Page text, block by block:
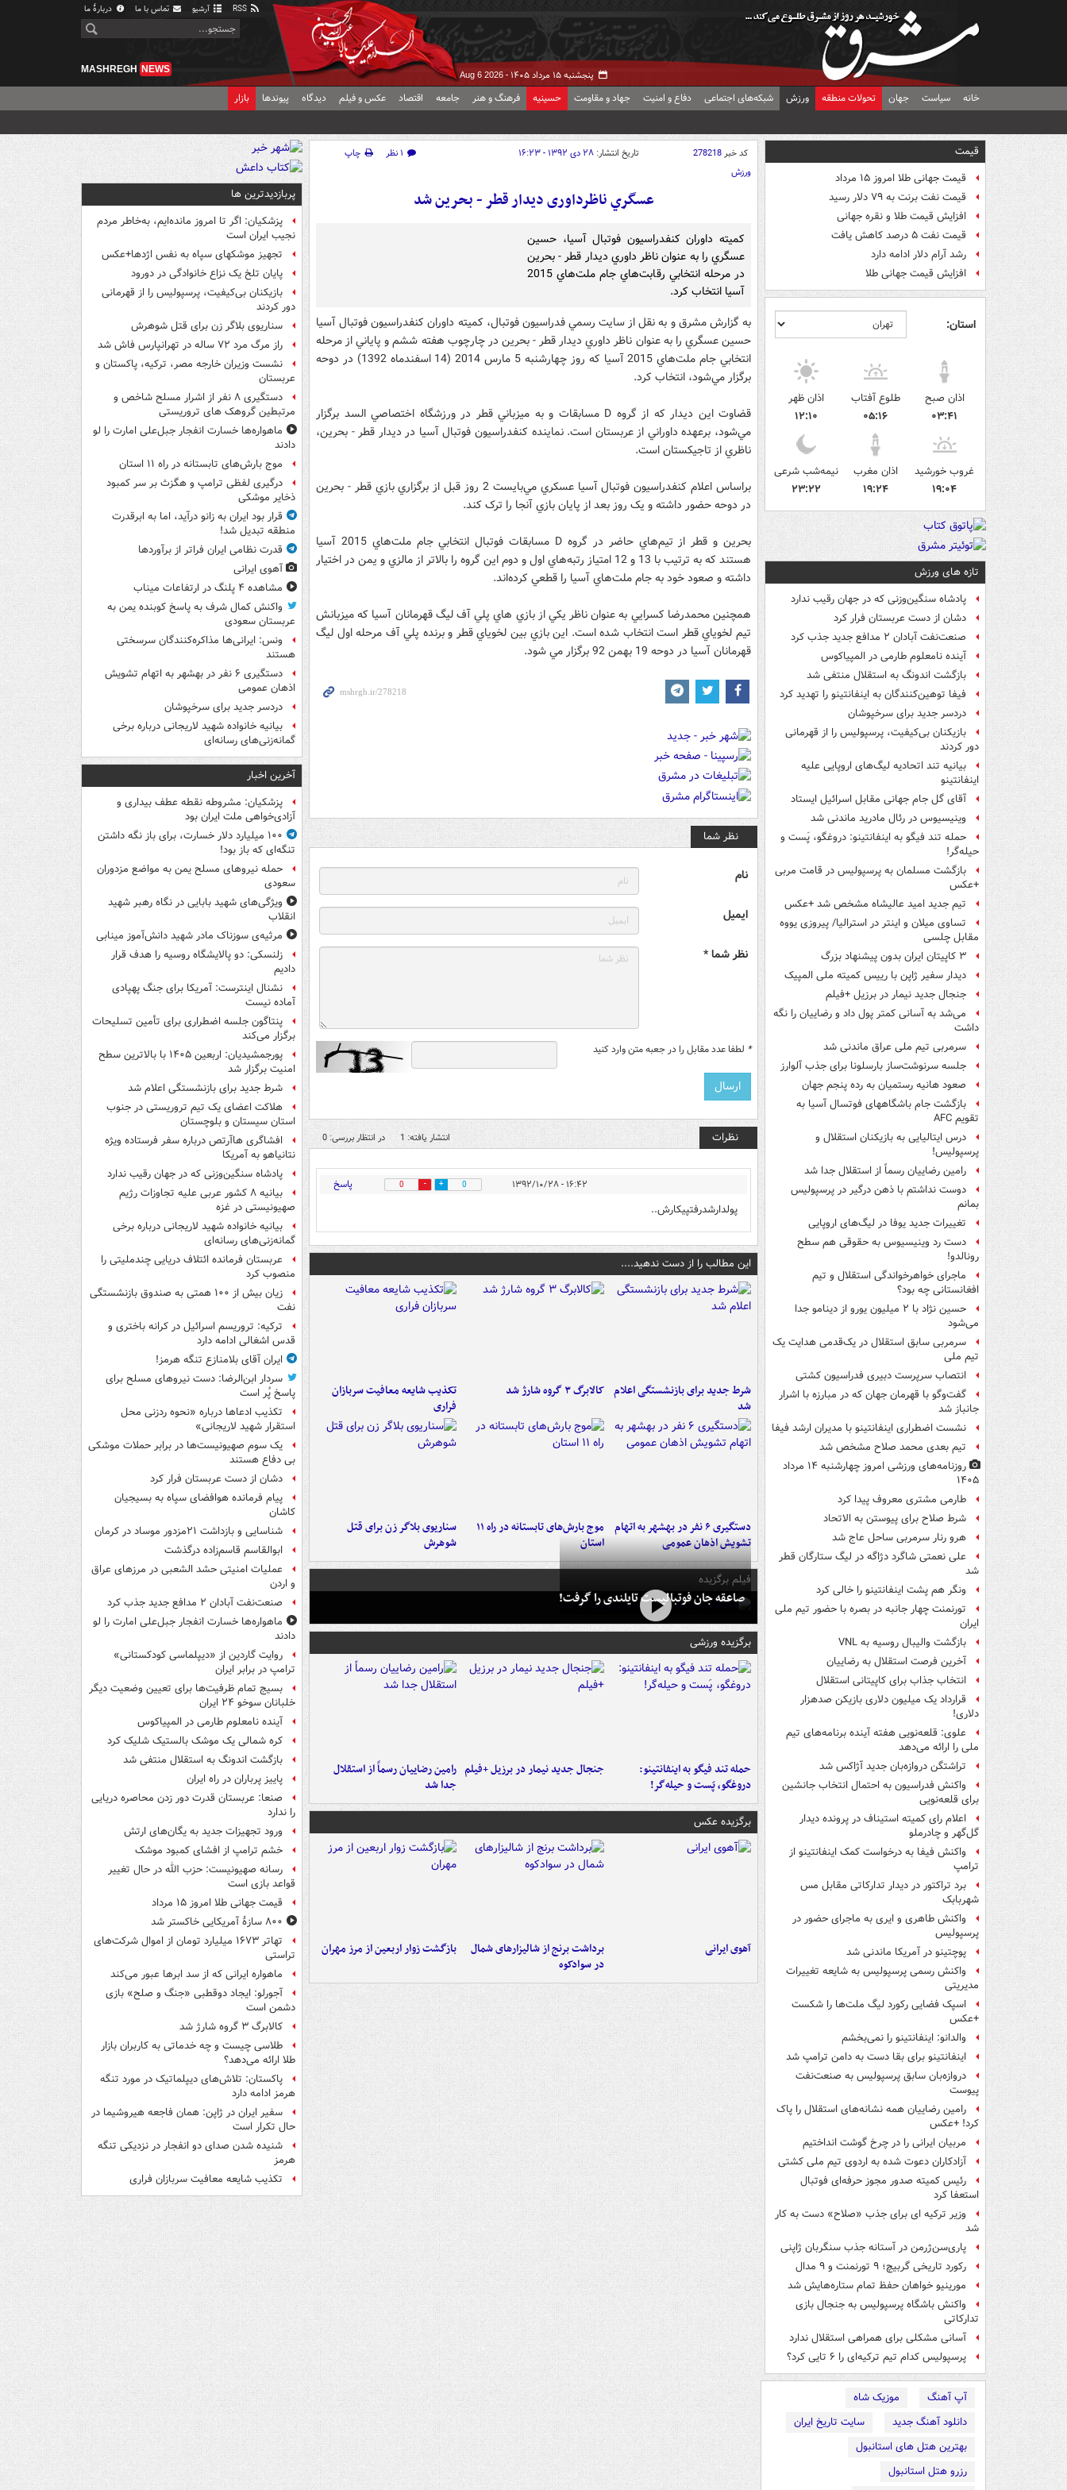
آرشیو تماس با ما دربارهٔ ما
پنجشنبه ۱۵ مرداد ۱۴۰۵ - Aug 6 2026
MASHREGH NEWS
خانه سیاست جهان تحولات منطقه ورزش شبکه‌های اجتماعی دفاع و امنیت جهاد و مقاومت حسینیه فرهنگ و هنر جامعه اقتصاد عکس و فیلم دیدگاه پیوندها بازار
قیمت
قیمت جهانی طلا امروز ۱۵ مرداد
قیمت نفت برنت به ۷۹ دلار رسید
افزایش قیمت طلا و نقره جهانی
قیمت نفت ۵ درصد کاهش یافت
رشد آرام دلار ادامه دارد
افزایش قیمت جهانی طلا
استان:
اذان صبح
۰۳:۴۱
طلوع آفتاب
۰۵:۱۶
اذان ظهر
۱۲:۱۰
غروب خورشید
۱۹:۰۴
اذان مغرب
۱۹:۲۴
نیمه‌شب شرعی
۲۳:۲۲
تازه های ورزش
پادشاه سنگین‌وزنی که در جهان رقیب ندارد
دشان از دست عربستان فرار کرد
صنعت‌نفت آبادان ۲ مدافع جدید جذب کرد
آینده نامعلوم طارمی در المپیاکوس
بازگشت اندونگ به استقلال منتفی شد
فیفا توهین‌کنندگان به اینفانتینو را تهدید کرد
دردسر جدید برای سرخپوشان
بازیکنان بی‌کیفیت، پرسپولیس را از قهرمانی
دور کردند
بیانیه تند اتحادیه لیگ‌های اروپایی علیه
اینفانتینو
آقای گل جام جهانی مقابل اسرائیل ایستاد
وینیسیوس در رئال مادرید ماندنی شد
حمله تند فیگو به اینفانتینو: دروغگو، پَست‌ و
حیله‌گر!
بازگشت مسلمان به پرسپولیس در قامت مربی
+عکس
تیم جدید امید عالیشاه مشخص شد +عکس
تساوی میلان و اینتر در استرالیا/ پیروزی یووه
مقابل چلسی
۳ کاپیتان ایران بدون پیشنهاد بزرگ
دیدار سفیر ژاپن با رییس کمیته ملی المپیک
جنجال جدید نیمار در برزیل +فیلم
می‌شد به آسانی کمتر پول داد و رضاییان را نگه
داشت
سرمربی تیم ملی عراق ماندنی شد
جلسه سرنوشت‌ساز بارسلونا برای جذب آلوارز
صعود هانیه رستمیان به رده پنجم جهان
بازگشت جام باشگاههای فوتسال آسیا به
تقویم AFC
درس ایتالیایی‌ به بازیکنان استقلال و
پرسپولیس!
رامین رضاییان رسماً از استقلال جدا شد
دوست نداشتم با ذهن درگیر در پرسپولیس
بمانم
تغییرات جدید یوفا در لیگ‌های اروپایی
دست رد وینیسیوس به حقوقی هم سطح
رونالدو!
ماجرای خواهرخواندگی استقلال و تیم
افغانستانی چه بود؟
حسین نژاد با ۲ میلیون یورو از دینامو جدا
می‌شود
سرمربی سابق استقلال در یک‌قدمی هدایت یک
تیم ملی
انتصاب سرپرست دبیری فدراسیون کشتی
گفت‌وگو با قهرمان جهان که در مبارزه با اشرار
جانباز شد
نشست اضطراری اینفانتینو با مدیران ارشد فیفا
تیم بعدی محمد صلاح مشخص شد
روزنامه‌های ورزشی امروز چهارشنبه ۱۴ مرداد
۱۴۰۵
طارمی مشتری معروف پیدا کرد
شرط صلاح برای پیوستن به الاتحاد
هرو رنار سرمربی ساحل عاج شد
علی نعمتی شاگرد دژاگه در لیگ ستارگان قطر
شد
ونگر هم پشت اینفانتینو را خالی کرد
تورنمنت چهار جانبه در بصره با حضور تیم ملی
ایران
بازگشت والیبال روسیه به VNL
آخرین فرصت استقلال به رضاییان
انتخاب جذاب برای کاپیتانی استقلال
قرارداد یک میلیون دلاری بازیکن صدهزار
دلاری!
علوی: قلعه‌نویی هفته آینده برنامه‌های تیم
ملی را ارائه می‌دهد
تراِشتگن دروازه‌بان جدید آژاکس شد
واکنش فدراسیون به احتمال انتخاب جانشین
برای قلعه‌نویی
اعلام رای کمیته استیناف در پرونده دیدار
گل‌گهر و چادرملو
واکنش فیفا به درخواست کمک اینفانتینو از
ترامپ
برد تراکتور در دیدار تدارکاتی مقابل مس
شهربابک
واکنش طاهری و ایری به ماجرای حضور در
پرسپولیس
پوچتینو در آمریکا ماندنی شد
واکنش رسمی پرسپولیس به شایعه تغییرات
مدیریتی
اسپک فضایی رکورد لیگ ملت‌ها را شکست
+عکس
والدانو: اینفانتینو را نمی‌بخشم
اینفانتینو برای بقا دست به دامن ترامپ شد
دروازه‌بان سابق پرسپولیس به صنعت‌نفت
پیوست
رامین رضاییان همه نشانه‌های استقلال را پاک
کرد! +عکس
مربیان ایرانی را در چرخ گوشت انداختیم
آزادکاران دعوت شده به اردوی تیم ملی کشتی
رئیس کمیته صدور مجوز حرفه‌ای فوتبال
استعفا کرد
وزیر ترکیه ای برای جذب «صلاح» دست به کار
شد
پاری‌سن‌ژرمن در آستانه جذب سنگربان ژاپنی
رکورد تاریخی گربیچ؛ ۹ تورنمنت و ۹ مدال
مورینیو خواهان حفظ تمام ستاره‌هایش شد
واکنش باشگاه پرسپولیس به جنجال بازی
تدارکاتی
آسانی مشکلی برای همراهی استقلال ندارد
پرسپولیس کدام تیم ترکیه‌ای را ۶ تایی کرد؟
آپ آهنگ
موزیک شاه
دانلود آهنگ جدید
سایت تاریخ ایران
بهترین هتل های استانبول
رزرو هتل استانبول
کد خبر278218 تاریخ انتشار: ۲۸ دی ۱۳۹۲ - ۱۶:۲۳ ۱ نظر
چاپ
ورزش
عسگري ناظرداوری ديدار قطر - بحرين شد
کميته داوران کنفدراسيون فوتبال آسيا، حسين
عسگري را به عنوان ناظر داوري ديدار قطر - بحرين
در مرحله انتخابي رقابت‌هاي جام ملت‌هاي 2015
آسيا انتخاب کرد.
به گزارش مشرق و به نقل از سايت رسمي فدراسيون فوتبال، کميته داوران کنفدراسيون فوتبال آسيا
حسين عسگري را به عنوان ناظر داوري ديدار قطر - بحرين در چارچوب هفته ششم و پاياني از مرحله
انتخابي جام ملت‌هاي 2015 آسيا که روز چهارشنبه 5 مارس 2014 (14 اسفندماه 1392) در دوحه
برگزار مي‌شود، انتخاب کرد.
قضاوت اين ديدار که از گروه D مسابقات و به ميزباني قطر در ورزشگاه اختصاصي السد برگزار
مي‌شود، برعهده داوراني از عربستان است. نماينده کنفدراسيون فوتبال آسيا در ديدار قطر - بحرين،
ناظري از تاجيکستان است.
براساس اعلام کنفدراسيون فوتبال آسيا عسکري مي‌بايست 2 روز قبل از برگزاري بازي قطر - بحرين
در دوحه حضور داشته و يک روز بعد از پايان بازي آنجا را ترک کند.
بحرين و قطر از تيم‌هاي حاضر در گروه D مسابقات فوتبال انتخابي جام ملت‌هاي 2015 آسيا
هستند که به ترتيب با 13 و 12 امتياز رتبه‌هاي اول و دوم اين گروه را بالاتر از مالزي و يمن در اختيار
داشته و صعود خود به جام ملت‌هاي آسيا را قطعي کرده‌اند.
همچنين محمدرضا کسرايي به عنوان ناظر يکي از بازي هاي پلي آف ليگ قهرمانان آسيا که ميزبانش
تيم لخوياي قطر است انتخاب شده است. اين بازي بين لخوياي قطر و برنده پلي آف مرحله اول ليگ
قهرمانان آسيا در دوحه 19 بهمن 92 برگزار مي شود.
نظر شما
نام
ایمیل
نظر شما *
* لطفا عدد مقابل را در جعبه متن وارد کنید
نظرات انتشار یافته: 1 در انتظار بررسی: 0
۱۶:۴۲ - ۱۳۹۲/۱۰/۲۸ 0
0 پاسخ
پولدارشدرفتپیکارش..
این مطالب را از دست ندهید....
شرط جدید برای بازنشستگی اعلام
شد
کالابرگ ۳ گروه شارژ شد
تکذیب شایعه معافیت سربازان
فراری
دستگیری ۶ نفر در بهشهر به اتهام
تشویش اذهان عمومی
موج بارش‌های تابستانه در راه ۱۱
استان
سناریوی بلاگر زن برای قتل
شوهرش
فیلم برگزیده
صاعقه جان فوتبالیست تایلندی را گرفت!
برگزیده ورزشی
حمله تند فیگو به اینفانتینو:
دروغگو، پَست‌ و حیله‌گر!
جنجال جدید نیمار در برزیل +فیلم رامین رضاییان رسماً از استقلال
جدا شد
برگزیده عکس
آهوی ایرانی
برداشت برنج از شالیزارهای شمال
در سوادکوه
بازگشت زوار اربعین از مرز مهران
پربازدیدترین ها
پزشکیان: اگر تا امروز مانده‌ایم، به‌خاطر مردم
نجیب ایران است
تجهیز موشکهای سپاه به نفس اژدها+عکس
پایان تلخ یک نزاع خانوادگی در دورود
بازیکنان بی‌کیفیت، پرسپولیس را از قهرمانی
دور کردند
سناریوی بلاگر زن برای قتل شوهرش
راز مرگ مرد ۷۲ ساله در تهرانپارس فاش شد
نشست وزیران خارجه مصر، ترکیه، پاکستان و
عربستان
دستگیری ۸ نفر از اشرار مسلح شاخص و
مرتبطین گروهک های تروریستی
ماهواره‌ها خسارت انفجار جبل‌علی امارت را لو
دادند
موج بارش‌های تابستانه در راه ۱۱ استان
درگیری لفظی ترامپ و هگزث بر سر کمبود
ذخایر موشکی
قرار بود ایران به زانو درآید، اما به ابرقدرت
منطقه تبدیل شد!
قدرت نظامی ایران فراتر از برآوردها
آهوی ایرانی
مشاهده ۴ پلنگ در ارتفاعات میناب
واکنش کمال شرف به پاسخ کوبنده یمن به
عربستان سعودی
ونس: ایرانی‌ها مذاکره‌کنندگان سرسختی
هستند
دستگیری ۶ نفر در بهشهر به اتهام تشویش
اذهان عمومی
دردسر جدید برای سرخپوشان
بیانیه خانواده شهید لاریجانی درباره برخی
گمانه‌زنی‌های رسانه‌ای
آخرین اخبار
پزشکیان: مشروطه نقطه عطف بیداری و
آزادی‌خواهی ملت ایران بود
۱۰۰ میلیارد دلار خسارت، برای باز نگه داشتن
تنگه‌ای که باز بود!
حمله نیروهای مسلح یمن به مواضع مزدوران
سعودی
ویژگی‌های شهید بابایی در نگاه رهبر شهید
انقلاب
مرثیه‌ی سوزناک مادر شهید دانش‌آموز مینابی
زلنسکی: دو پالایشگاه روسیه را هدف قرار
دادیم
نشنال اینترست: آمریکا برای جنگ پهپادی
آماده نیست
پنتاگون جلسه اضطراری برای تأمین تسلیحات
برگزار می‌کند
پورجمشیدیان: اربعین ۱۴۰۵ با بالاترین سطح
امنیت برگزار شد
شرط جدید برای بازنشستگی اعلام شد
هلاکت اعضای یک تیم تروریستی در جنوب
استان سیستان و بلوچستان
افشاگری هاآرتص درباره سفر فرستاده ویژه
نتانیاهو به آمریکا
پادشاه سنگین‌وزنی که در جهان رقیب ندارد
بیانیه ۸ کشور عربی علیه تجاوزات رژیم
صهیونیستی در غزه
بیانیه خانواده شهید لاریجانی درباره برخی
گمانه‌زنی‌های رسانه‌ای
عربستان فرمانده ائتلاف دریایی چندملیتی را
منصوب کرد
زیان بیش از ۱۰۰ همتی به صندوق‌ بازنشستگی
نفت
ترکیه: تروریسم اسرائیل در کرانه باختری و
قدس اشغالی ادامه دارد
ایران آقای بلامنازع تنگه هرمز!
سردار ابن‌الرضا: دست نیروهای مسلح برای
پاسخ پُر است
تکذیب ادعاها درباره «نحوه ردزنی محل
استقرار شهید لاریجانی»
یک‌ سوم صهیونیست‌ها در برابر حملات موشکی
بی دفاع هستند
دشان از دست عربستان فرار کرد
پیام فرمانده هوافضای سپاه به بسیجیان
کاشان
شناسایی و بازداشت ۲۱مزدور موساد در کرمان
ابوالقاسم قاسم‌زاده درگذشت
عملیات امنیتی حشد الشعبی در مرزهای عراق
و اردن
صنعت‌نفت آبادان ۲ مدافع جدید جذب کرد
ماهواره‌ها خسارت انفجار جبل‌علی امارت را لو
دادند
روایت گاردین از «دیپلماسی کودکستانی»
ترامپ در برابر ایران
بسیج تمام ظرفیت‌ها برای تعیین وضعیت دیگر
خلبانان سوخو ۲۴ ایران
آینده نامعلوم طارمی در المپیاکوس
کره شمالی یک موشک بالستیک شلیک کرد
بازگشت اندونگ به استقلال منتفی شد
پاییز پرباران در راه ایران
صنعا: عربستان قدرت دور زدن محاصره دریایی
را ندارد
ورود تجهیزات جدید به یگان‌های ارتش
خشم ترامپ از افشای کمبود موشک
رسانه صهیونیست: حزب الله در حال تغییر
قواعد بازی است
قیمت جهانی طلا امروز ۱۵ مرداد
۸۰۰ سازۀ آمریکایی خاکستر شد
تهاتر ۱۶۷۳ میلیارد تومان از اموال شرکت‌های
تراستی
ماهواره ایرانی که از سد ابرها عبور می‌کند
آجورلو: ایجاد دوقطبی «جنگ و صلح‌» بازی
دشمن است
کالابرگ ۳ گروه شارژ شد
طلاسی چیست و چه خدماتی به کاربران بازار
طلا ارائه می‌دهد؟
پاکستان: تلاش‌های دیپلماتیک در مورد تنگه
هرمز ادامه دارد
سفیر ایران در ژاپن: همان فاجعه هیروشیما در
حال تکرار است
شنیده شدن صدای دو انفجار در نزدیکی تنگه
هرمز
تکذیب شایعه معافیت سربازان فراری